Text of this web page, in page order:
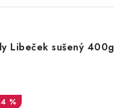
Libeček sušený 400g
%